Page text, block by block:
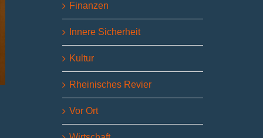
Finanzen
Innere Sicherheit
Kultur
Rheinisches Revier
Vor Ort